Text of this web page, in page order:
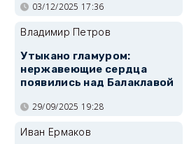
03/12/2025 17:36
Владимир Петров
Утыкано гламуром:
нержавеющие сердца
появились над Балаклавой
29/09/2025 19:28
Иван Ермаков